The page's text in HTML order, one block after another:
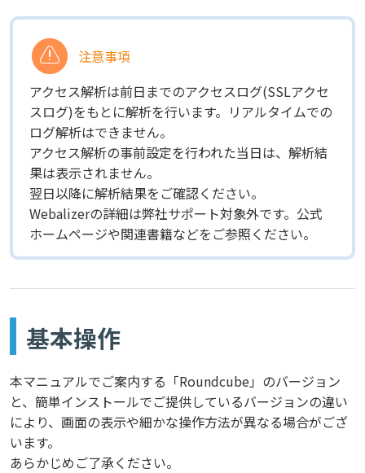
注意事項
アクセス解析は前日までのアクセスログ(SSLアクセ
スログ)をもとに解析を行います。リアルタイムでの
ログ解析はできません。
アクセス解析の事前設定を行われた当日は、解析結
果は表示されません。
翌日以降に解析結果をご確認ください。
Webalizerの詳細は弊社サポート対象外です。公式
ホームページや関連書籍などをご参照ください。
基本操作
本マニュアルでご案内する「Roundcube」のバージョン
と、簡単インストールでご提供しているバージョンの違い
により、画面の表示や細かな操作方法が異なる場合がござ
います。
あらかじめご了承ください。